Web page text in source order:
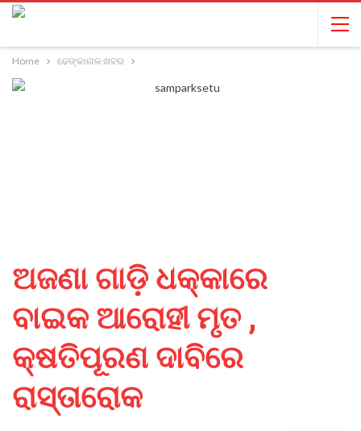
Home ଢେଙ୍କାନାଳ ଖବର
ଅଜଣା ଗାଡ଼ି ଧକ୍କାରେ
ବାଇକ ଆରୋହୀ ମୃତ ,
କ୍ଷତିପୂରଣ ଦାବିରେ
ରାସ୍ତାରୋକ